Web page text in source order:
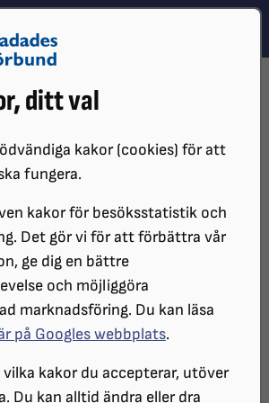
ditt val
kakor (cookies) för att
fungera.
kakor för besöksstatistik och
Det gör vi för att förbättra vår
ge dig en bättre
och möjliggöra
marknadsföring. Du kan läsa
på Googles webbplats.
vilka kakor du accepterar, utöver
Du kan alltid ändra eller dra
SYNTOLKNING I SVT PLAY
till Sveriges slutgiltiga trupp i
Cortina. Från vänster: Aaron
Zebastian Modin. Foto: Oscar
Paralympic Committé